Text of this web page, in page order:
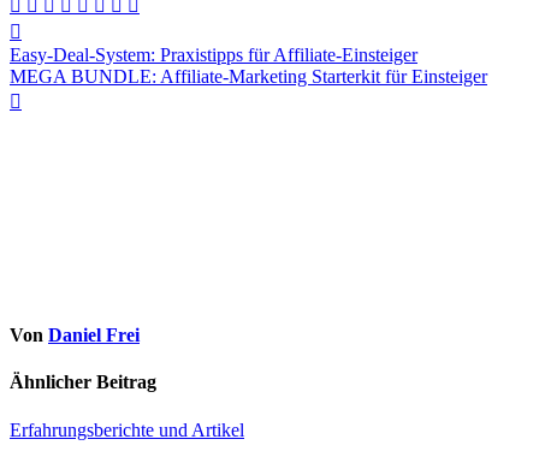
Beitragsnavigation
Easy-Deal-System: Praxistipps für Affiliate-Einsteiger
MEGA BUNDLE: Affiliate-Marketing Starterkit für Einsteiger
Von Daniel Frei
Ähnlicher Beitrag
Erfahrungsberichte und Artikel